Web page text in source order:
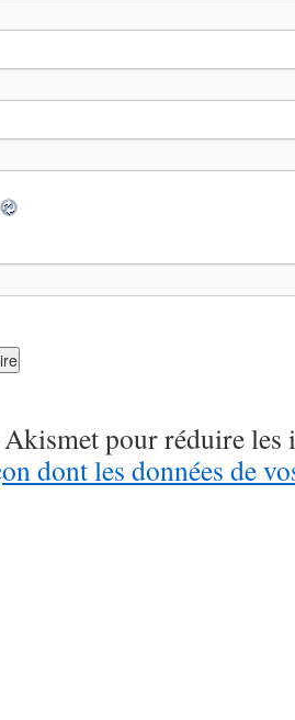
pour réduire les
dont les données de